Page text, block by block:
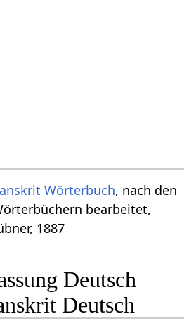
Wörterbuch, nach den
bearbeitet,
1887
Deutsch
Deutsch